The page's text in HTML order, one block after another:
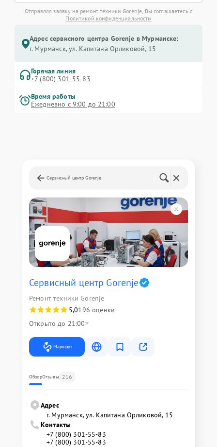
Отправляя заявку на ремонт техники Gorenje, Вы соглашаетесь с
Политикой конфиденциальности
Адрес сервисного центра Gorenje в Мурманске:
г. Мурманск, ул. Капитана Орликовой, 15
Горячая линия
+7 (800) 301-55-83
Время работы
Ежедневно с 9:00 до 21:00
Сервисный центр Gorenje
Сервисный центр Gorenje
Ремонт техники Gorenje
5,0196 оценки
Открыто до 21:00
Маршрут
ОбзорОтзывы 216
Адрес
г. Мурманск, ул. Капитана Орликовой, 15
Контакты
+7 (800) 301-55-83
+7 (800) 301-55-83